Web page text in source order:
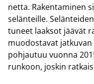
net­ta. Ra­ken­ta­mi­nen
se­län­teil­le.
tu­neet laak­sot jää­vät
muo­dos­ta­vat
poh­jau­tuu vuon­na
run­koon, jos­kin